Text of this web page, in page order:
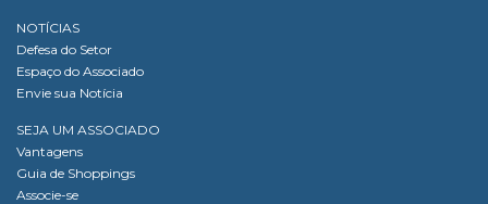
NOTÍCIAS
Defesa do Setor
Espaço do Associado
Envie sua Notícia
SEJA UM ASSOCIADO
Vantagens
Guia de Shoppings
Associe-se